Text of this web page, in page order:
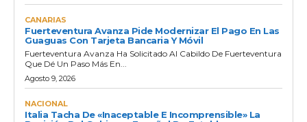
CANARIAS
Fuerteventura Avanza Pide Modernizar El Pago En Las
Guaguas Con Tarjeta Bancaria Y Móvil
Fuerteventura Avanza Ha Solicitado Al Cabildo De Fuerteventura
Que Dé Un Paso Más En...
Agosto 9, 2026
NACIONAL
Italia Tacha De «inaceptable E Incomprensible» La